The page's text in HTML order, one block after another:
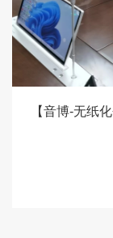
【音博-无纸